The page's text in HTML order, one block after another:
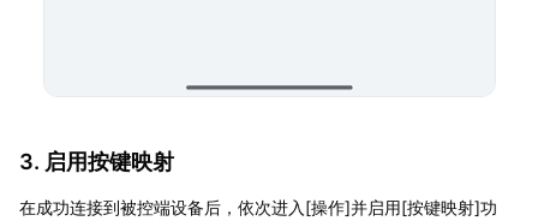
3. 启用按键映射
在成功连接到被控端设备后，依次进入[操作]并启用[按键映射]功